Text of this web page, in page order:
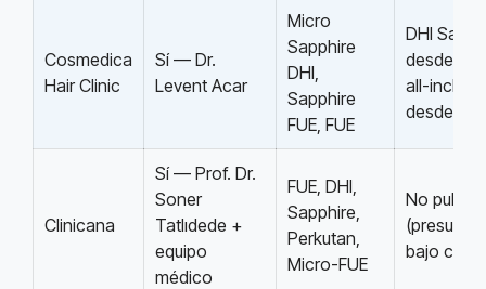
Cosmedica
Hair Clinic
Sí — Dr.
Levent Acar
Micro
Sapphire
DHI,
Sapphire
FUE, FUE
DHI
desde
all-
desde
Clinicana
Sí — Prof. Dr.
Soner
Tatlıdede +
equipo
médico
FUE, DHI,
Sapphire,
Perkutan,
Micro-FUE
No
bajo